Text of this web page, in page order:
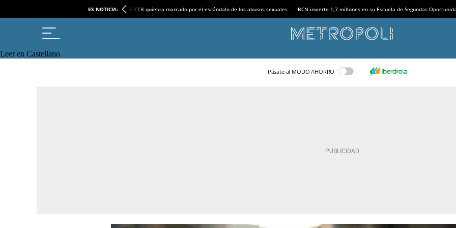
ES NOTICIA: El CTB quiebra marcado por el escándalo de los abusos sexuales BCN invierte 1,7 millones en su Escuela de Segundas
Leer en Castellano
Pásate al MODO AHORRO